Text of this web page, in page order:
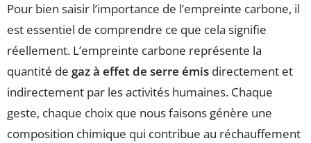
Pour bien saisir l’importance de l’empreinte carbone, il
est essentiel de comprendre ce que cela signifie
réellement. L’empreinte carbone représente la
quantité de gaz à effet de serre émis directement et
indirectement par les activités humaines. Chaque
geste, chaque choix que nous faisons génère une
composition chimique qui contribue au réchauffement